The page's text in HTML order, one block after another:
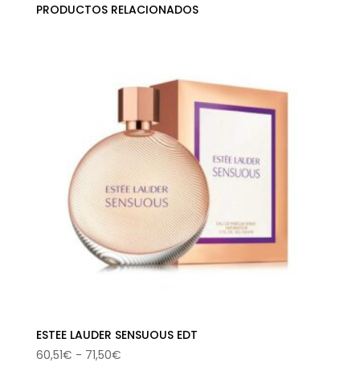
PRODUCTOS RELACIONADOS
ESTEE LAUDER SENSUOUS EDT
60,51€ - 71,50€Rango